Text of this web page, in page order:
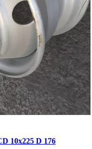
10x225 D 176